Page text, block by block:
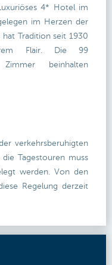
4* Hotel im
im Herzen der
hat Tradition seit 1930
Flair. Die 99
Zimmer beinhalten
verkehrsberuhigten
Tagestouren muss
werden. Von den
Regelung derzeit